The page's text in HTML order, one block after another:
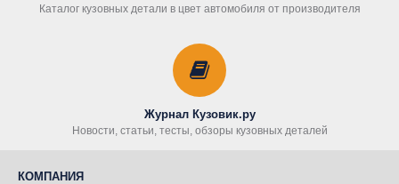
Каталог кузовных детали в цвет автомобиля от производителя
Журнал Кузовик.ру
Новости, статьи, тесты, обзоры кузовных деталей
КОМПАНИЯ